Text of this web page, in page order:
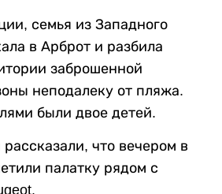
семья из Западного
в Арброт и разбила
заброшенной
неподалеку от пляжа.
были двое детей.
что вечером в
палатку рядом с